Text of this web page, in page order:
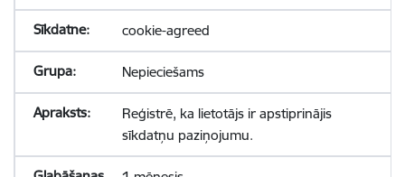
cookie-agreed
Nepieciešams
Reģistrē, ka lietotājs ir apstiprinājis
sīkdatņu paziņojumu.